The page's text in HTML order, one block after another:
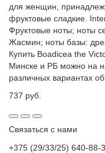
для женщин,
фруктовые сладкие.
Фруктовые ноты; ноты
Жасмин; ноты базы:
Купить Boadicea the
Минске и РБ можно на
различных вариантах
737 руб.
Связаться с нами
+375 (29/33/25) 640-88-